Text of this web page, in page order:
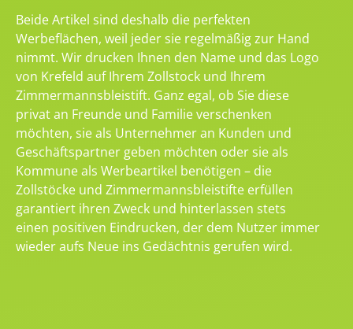
Beide Artikel sind deshalb die perfekten
Werbeflächen, weil jeder sie regelmäßig zur Hand
nimmt. Wir drucken Ihnen den Name und das Logo
von Krefeld auf Ihrem Zollstock und Ihrem
Zimmermannsbleistift. Ganz egal, ob Sie diese
privat an Freunde und Familie verschenken
möchten, sie als Unternehmer an Kunden und
Geschäftspartner geben möchten oder sie als
Kommune als Werbeartikel benötigen – die
Zollstöcke und Zimmermannsbleistifte erfüllen
garantiert ihren Zweck und hinterlassen stets
einen positiven Eindrucken, der dem Nutzer immer
wieder aufs Neue ins Gedächtnis gerufen wird.